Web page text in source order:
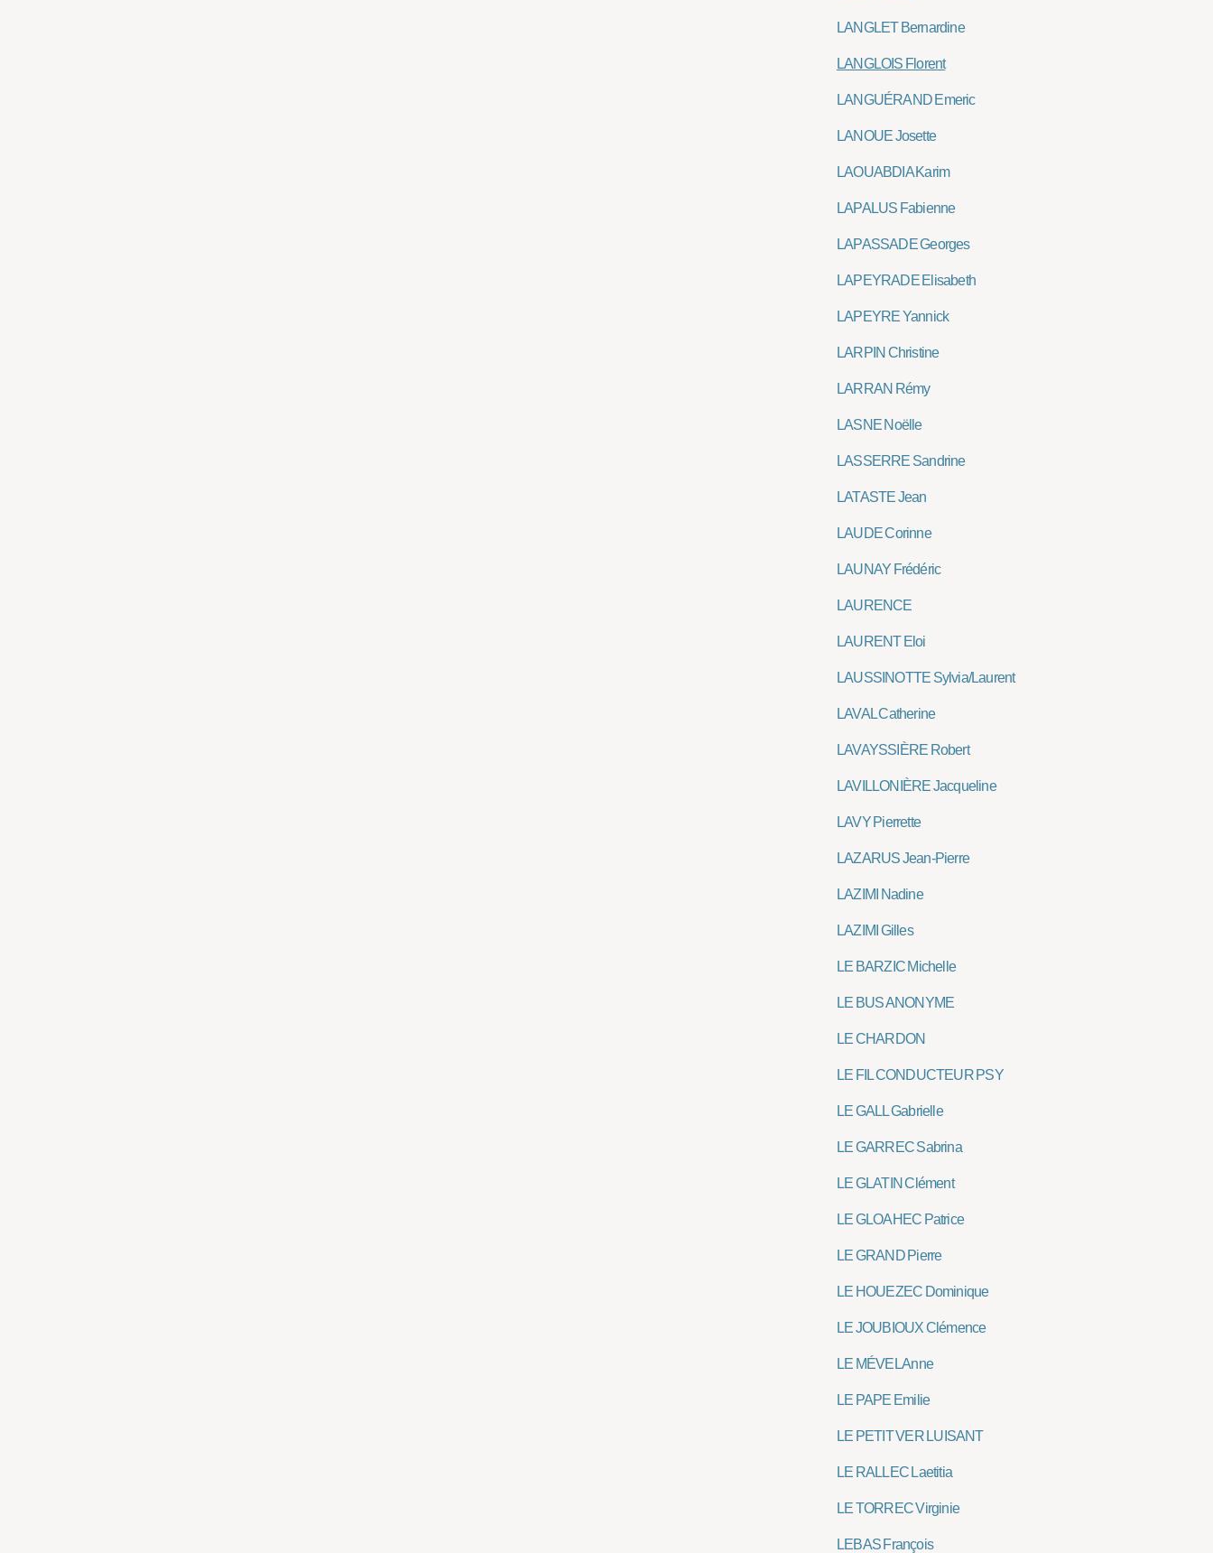
LANGLET Bernardine
LANGLOIS Florent
LANGUÉRAND Emeric
LANOUE Josette
LAOUABDIA Karim
LAPALUS Fabienne
LAPASSADE Georges
LAPEYRADE Elisabeth
LAPEYRE Yannick
LARPIN Christine
LARRAN Rémy
LASNE Noëlle
LASSERRE Sandrine
LATASTE Jean
LAUDE Corinne
LAUNAY Frédéric
LAURENCE
LAURENT Eloi
LAUSSINOTTE Sylvia/Laurent
LAVAL Catherine
LAVAYSSIÈRE Robert
LAVILLONIÈRE Jacqueline
LAVY Pierrette
LAZARUS Jean-Pierre
LAZIMI Nadine
LAZIMI Gilles
LE BARZIC Michelle
LE BUS ANONYME
LE CHARDON
LE FIL CONDUCTEUR PSY
LE GALL Gabrielle
LE GARREC Sabrina
LE GLATIN Clément
LE GLOAHEC Patrice
LE GRAND Pierre
LE HOUEZEC Dominique
LE JOUBIOUX Clémence
LE MÉVEL Anne
LE PAPE Emilie
LE PETIT VER LUISANT
LE RALLEC Laetitia
LE TORREC Virginie
LEBAS François